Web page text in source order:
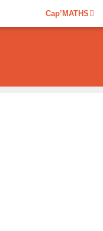
Cap’MATHS